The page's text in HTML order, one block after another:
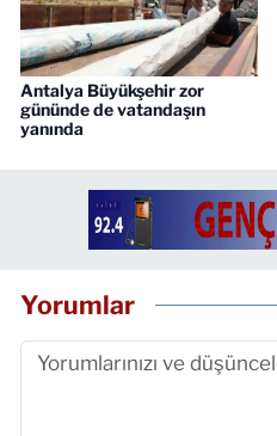
Antalya Büyükşehir zor
gününde de vatandaşın
yanında
Yorumlar